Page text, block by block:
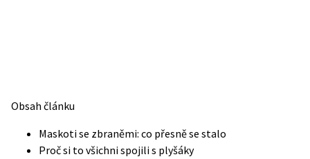
Obsah článku
Maskoti se zbraněmi: co přesně se stalo
Proč si to všichni spojili s plyšáky